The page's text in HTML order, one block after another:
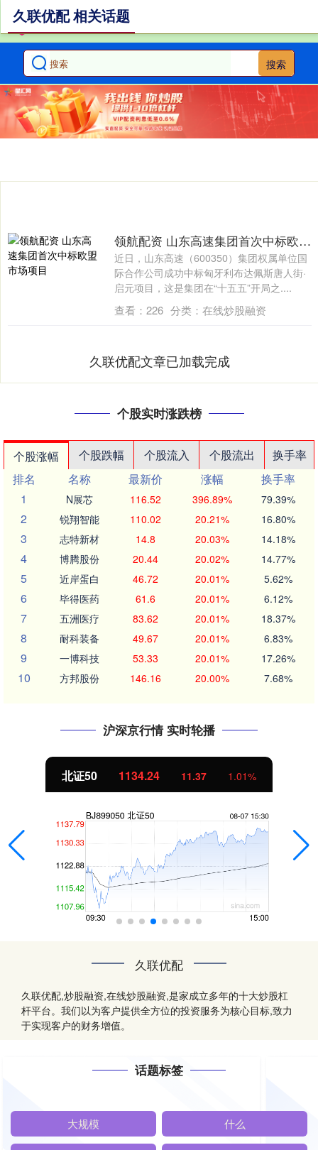
搜索
久联优配 相关话题
领航配资 山东高速集团首次中标欧盟市场项目
近日，山东高速（600350）集团权属单位国
际合作公司成功中标匈牙利布达佩斯唐人街·
启元项目，这是集团在“十五五”开局之....
查看： 226 分类： 在线炒股融资
久联优配文章已加载完成
个股实时涨跌榜
个股涨幅 个股跌幅 个股流入 个股流出
换手率
排名
名称 最新价 涨幅
换手率
1
N展芯 116.52 396.89% 79.39%
2 锐翔智能 110.02 20.21% 16.80%
3 志特新材 14.8 20.03% 14.18%
4 博腾股份 20.44 20.02% 14.77%
5 近岸蛋白 46.72 20.01% 5.62%
6 毕得医药 61.6 20.01% 6.12%
7 五洲医疗 83.62 20.01% 18.37%
8 耐科装备 49.67 20.01% 6.83%
9 一博科技 53.33 20.01% 17.26%
10 方邦股份 146.16 20.00% 7.68%
沪深京行情 实时轮播
北证50 1134.24 11.37 1.01%
久联优配
久联优配,炒股融资,在线炒股融资,是家成立多年的十大炒股杠
杆平台。我们以为客户提供全方位的投资服务为核心目标,致力
于实现客户的财务增值。
话题标签
大规模 什么